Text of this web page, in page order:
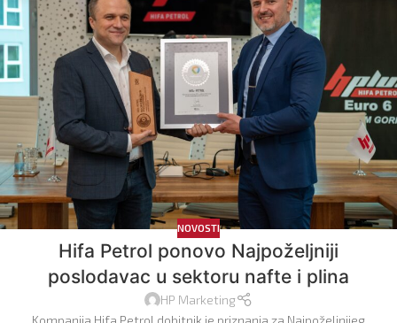
NOVOSTI
Hifa Petrol ponovo Najpoželjniji
poslodavac u sektoru nafte i plina
HP Marketing